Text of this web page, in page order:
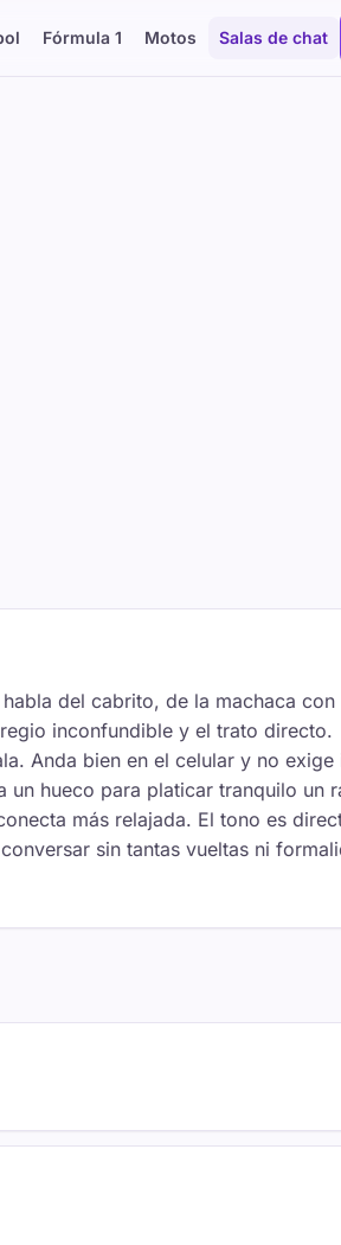
Fórmula 1 Motos Salas de chat
del cabrito, de la machaca
inconfundible y el trato directo.
Anda bien en el celular y no exige
hueco para platicar tranquilo un
más relajada. El tono es
sin tantas vueltas ni